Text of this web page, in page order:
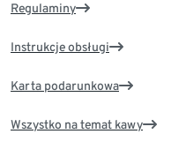
Regulaminy
Instrukcje obsługi
Karta podarunkowa
Wszystko na temat kawy